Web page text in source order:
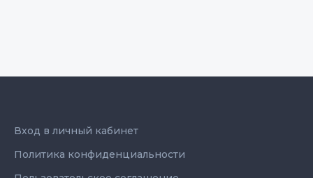
Вход в личный кабинет
Политика конфиденциальности